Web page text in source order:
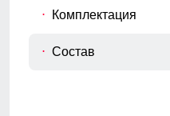
B
Комплектация
Состав